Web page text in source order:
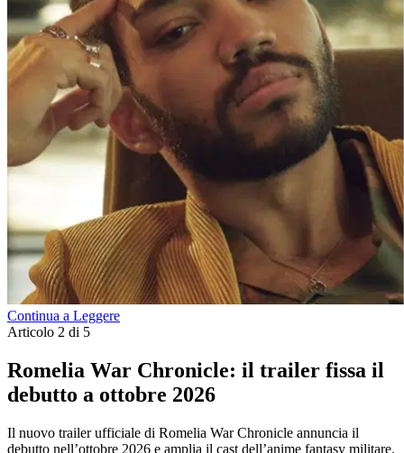
Continua a Leggere
Articolo 2 di 5
Romelia War Chronicle: il trailer fissa il
debutto a ottobre 2026
Il nuovo trailer ufficiale di Romelia War Chronicle annuncia il
debutto nell’ottobre 2026 e amplia il cast dell’anime fantasy militare.